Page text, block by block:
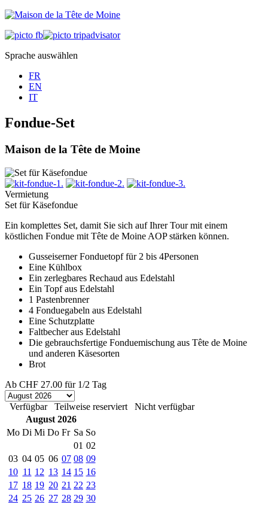
Sprache auswählen
FR
EN
IT
Fondue-Set
Maison de la Tête de Moine
Vermietung
Set für Käsefondue
Ein komplettes Set, damit Sie sich auf Ihrer Tour mit einem
köstlichen Fondue mit Tête de Moine AOP stärken können.
Gusseiserner Fonduetopf für 2 bis 4Personen
Eine Kühlbox
Ein zerlegbares Rechaud aus Edelstahl
Ein Topf aus Edelstahl
1 Pastenbrenner
4 Fonduegabeln aus Edelstahl
Eine Schutzplatte
Faltbecher aus Edelstahl
Die gebrauchsfertige Fonduemischung aus Tête de Moine
und anderen Käsesorten
Brot
Ab CHF 27.00 für 1/2 Tag
Verfügbar Teilweise reserviert
Nicht verfügbar
August 2026
Mo Di Mi Do Fr Sa So
01 02
03 04 05 06 07 08 09
10 11 12 13 14 15 16
17 18 19 20 21 22 23
24 25 26 27 28 29 30